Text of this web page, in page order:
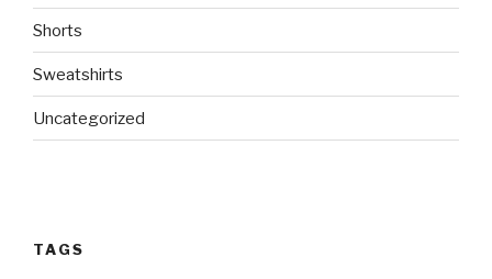
Shorts
Sweatshirts
Uncategorized
TAGS